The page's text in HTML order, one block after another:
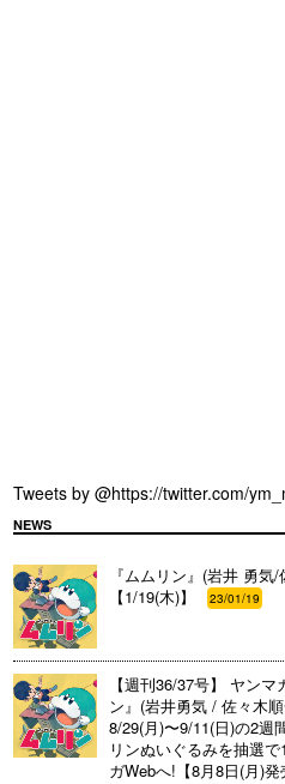
Tweets by @https://twitter.com/
NEWS
『ムムリン』(岩井 勇
【1/19(木)】
23/01/19
【週刊36/37号】 ヤン
ン』(岩井勇気 / 佐々木
8/29(月)〜9/11(日)の2
リンぬいぐるみを抽選
ガWebへ!【8月8日(月)発